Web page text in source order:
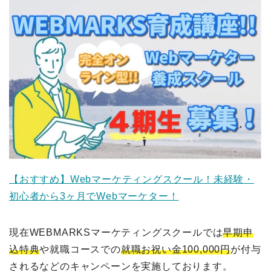
【おすすめ】Webマーケティングスクール！未経験・
初心者から3ヶ月でWebマーケター！
現在WEBMARKSマーケティングスクールでは早期申
込特典や就職コースでの就職お祝い金100,000円が付与
されるなどのキャンペーンを実施しております。